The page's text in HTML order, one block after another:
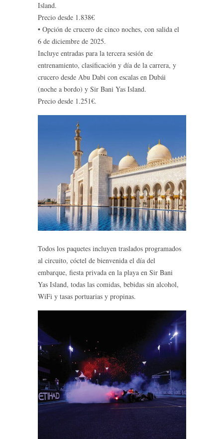
Island.
Precio desde 1.838€
• Opción de crucero de cinco noches, con salida el
6 de diciembre de 2025.
Incluye entradas para la tercera sesión de
entrenamiento, clasificación y día de la carrera, y
crucero desde Abu Dabi con escalas en Dubái
(noche a bordo) y Sir Bani Yas Island.
Precio desde 1.251€.
Todos los paquetes incluyen traslados programados
al circuito, cóctel de bienvenida el día del
embarque, fiesta privada en la playa en Sir Bani
Yas Island, todas las comidas, bebidas sin alcohol,
WiFi y tasas portuarias y propinas.